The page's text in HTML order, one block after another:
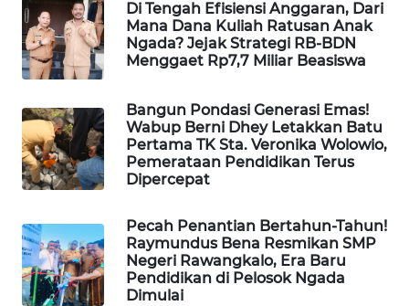
Di Tengah Efisiensi Anggaran, Dari
Mana Dana Kuliah Ratusan Anak
Ngada? Jejak Strategi RB-BDN
Menggaet Rp7,7 Miliar Beasiswa
Bangun Pondasi Generasi Emas!
Wabup Berni Dhey Letakkan Batu
Pertama TK Sta. Veronika Wolowio,
Pemerataan Pendidikan Terus
Dipercepat
Pecah Penantian Bertahun-Tahun!
Raymundus Bena Resmikan SMP
Negeri Rawangkalo, Era Baru
Pendidikan di Pelosok Ngada
Dimulai
LKKI
KOPEKLIN
PORTAL
KONSUMEN
FORWAMKI
ALPERKLINAS
FORJASIDA